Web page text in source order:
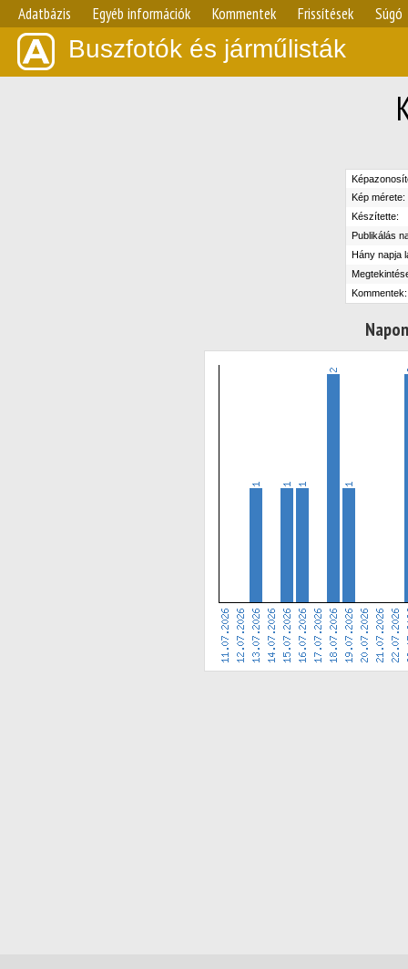
Adatbázis Egyéb információk Kommentek Frissítések Súgó
Buszfotók és járműlisták
Kép mérete:
Készítette:
Publikálás
Hány napja
Kommentek: